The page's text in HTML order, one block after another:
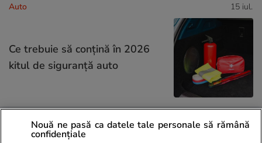
Auto 15 iul.
Ce trebuie să conţină în 2026
kitul de siguranţă auto
Lifestyle 15 iul.
Nouă ne pasă ca datele tale personale să rămână
confidențiale